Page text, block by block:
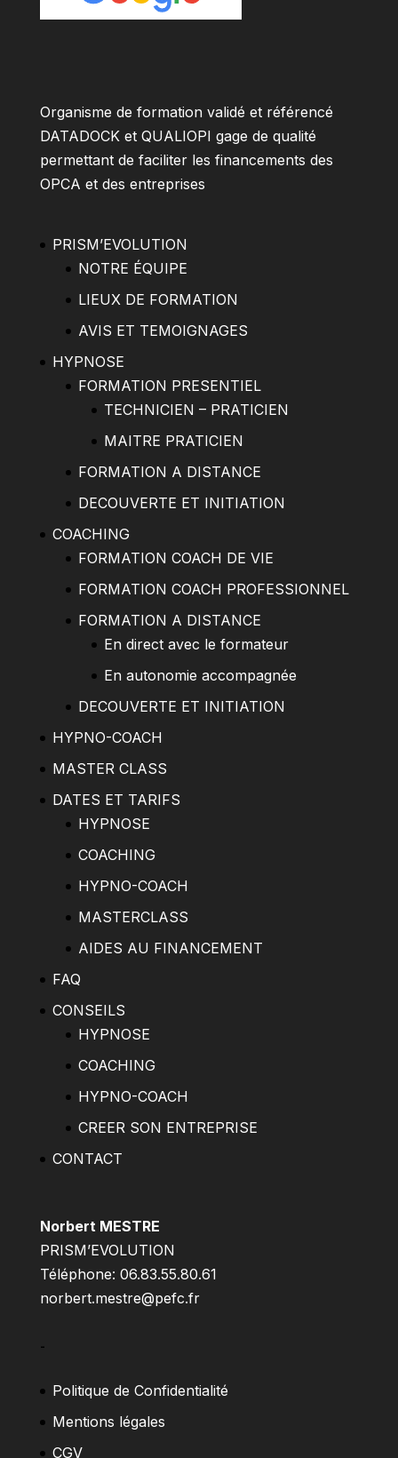
Organisme de formation validé et référencé
DATADOCK et QUALIOPI gage de qualité
permettant de faciliter les financements des
OPCA et des entreprises
PRISM’EVOLUTION
NOTRE ÉQUIPE
LIEUX DE FORMATION
AVIS ET TEMOIGNAGES
HYPNOSE
FORMATION PRESENTIEL
TECHNICIEN – PRATICIEN
MAITRE PRATICIEN
FORMATION A DISTANCE
DECOUVERTE ET INITIATION
COACHING
FORMATION COACH DE VIE
FORMATION COACH PROFESSIONNEL
FORMATION A DISTANCE
En direct avec le formateur
En autonomie accompagnée
DECOUVERTE ET INITIATION
HYPNO-COACH
MASTER CLASS
DATES ET TARIFS
HYPNOSE
COACHING
HYPNO-COACH
MASTERCLASS
AIDES AU FINANCEMENT
FAQ
CONSEILS
HYPNOSE
COACHING
HYPNO-COACH
CREER SON ENTREPRISE
CONTACT
Norbert MESTRE
PRISM’EVOLUTION
Téléphone: 06.83.55.80.61
norbert.mestre@pefc.fr
–
Politique de Confidentialité
Mentions légales
CGV